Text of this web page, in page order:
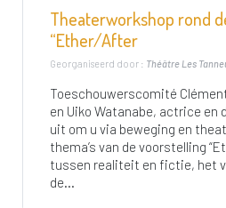
Theaterworkshop rond
“Ether/After
Georganiseerd door : Théâtre Les
Toeschouwerscomité
en Uiko Watanabe, actrice en
uit om u via beweging en
thema’s van de voorstelling
tussen realiteit en fictie, het
de...